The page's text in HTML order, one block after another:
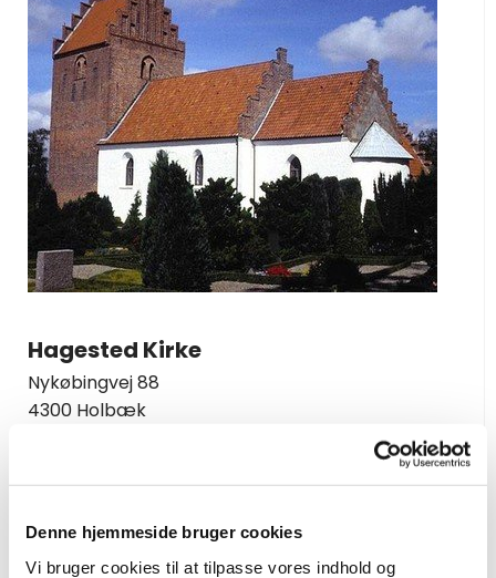
Denne hjemmeside bruger cookies
Vi bruger cookies til at tilpasse vores indhold og
Hagested Kirke
Nykøbingvej 88
4300 Holbæk